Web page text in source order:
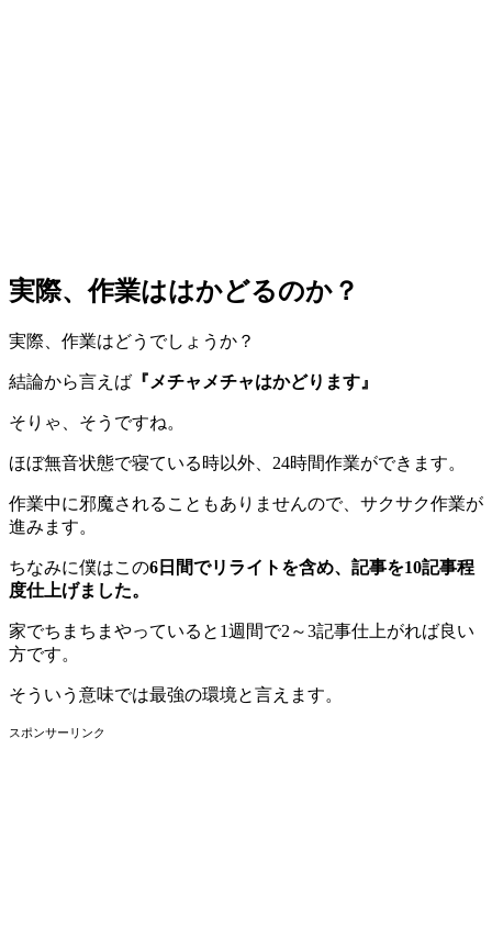
実際、作業ははかどるのか？
実際、作業はどうでしょうか？
結論から言えば 『メチャメチャはかどります』
そりゃ、そうですね。
ほぼ無音状態で寝ている時以外、24時間作業ができます。
作業中に邪魔されることもありませんので、サクサク作業が
進みます。
ちなみに僕はこの6日間でリライトを含め、記事を10記事程
度仕上げました。
家でちまちまやっていると1週間で2～3記事仕上がれば良い
方です。
そういう意味では最強の環境と言えます。
スポンサーリンク